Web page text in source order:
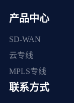
产品中心
SD-WAN
云专线
MPLS专线
联系方式